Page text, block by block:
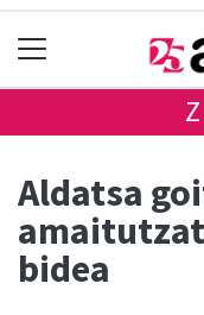
Aldatsa
bidea